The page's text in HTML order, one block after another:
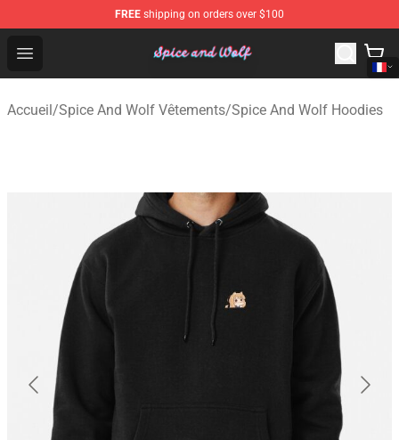
FREE shipping on orders over $100
Open menu
Spice And Wolf Store - Official Spice And Wolf
Accueil/Spice And Wolf Vêtements/Spice And Wolf Hoodies